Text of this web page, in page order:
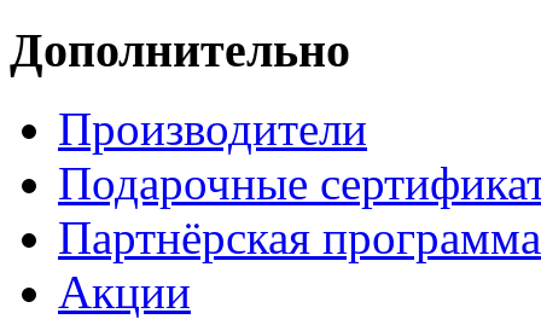
Дополнительно
Производители
Подарочные
Партнёрская программа
Акции